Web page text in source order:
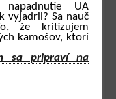
UA
vyjadril? Sa nauč
že kritizujem
kamošov, ktorí
sa pripraví na